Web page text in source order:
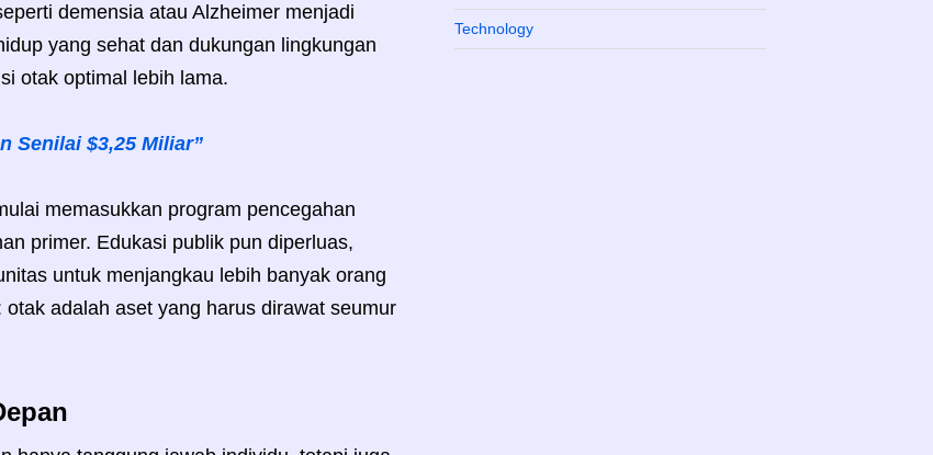
demensia atau Alzheimer menjadi
yang sehat dan dukungan lingkungan
otak optimal lebih lama.
Senilai $3,25 Miliar”
memasukkan program pencegahan
primer. Edukasi publik pun diperluas,
untuk menjangkau lebih banyak orang
adalah aset yang harus dirawat seumur
Technology